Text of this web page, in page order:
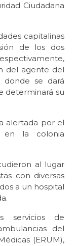
Ciudadana
capitalinas
de los dos
del agente del
donde se dará
determinará su
alertada por el
en la colonia
al lugar
con diversas
a un hospital
servicios de
del
(ERUM),